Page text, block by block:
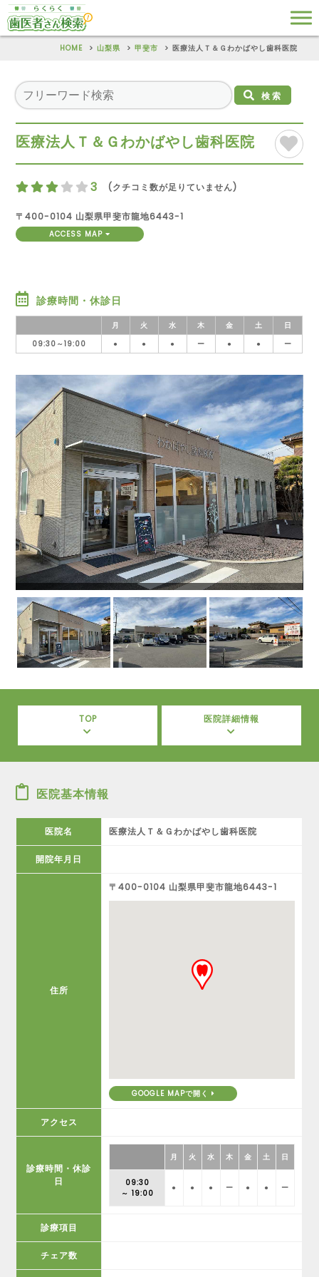
HOME 山梨県 甲斐市 医療法人Ｔ＆Ｇわかばやし歯科医院
検索
医療法人Ｔ＆Ｇわかばやし歯科医院
3 (クチコミ数が足りていません)
〒400-0104 山梨県甲斐市龍地6443-1
ACCESS MAP
診療時間・休診日
月 火 水 木 金 土
日
09:30～19:00
● ● ● ー ● ● ー
TOP 医院詳細情報
医院基本情報
医院名 医療法人Ｔ＆Ｇわかばやし歯科医院
開院年月日
住所
〒400-0104 山梨県甲斐市龍地6443-1
GOOGLE MAPで開く
アクセス
診療時間・休診
日
月 火 水 木 金 土 日
09:30
～ 19:00
● ● ● ー ● ● ー
診療項目
チェア数